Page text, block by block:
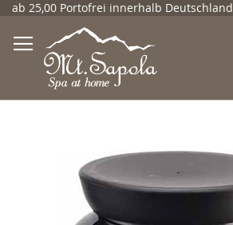
Direkt
Inhalt
ab 25,00 Portofrei innerhalb Deutschland
Bildergalerie